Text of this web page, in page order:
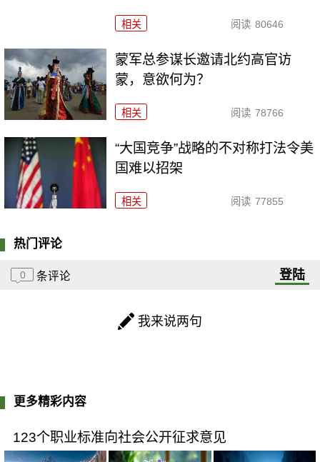
相关 阅读 80646
​蒙军总参谋长邀请北约高官访
蒙，意欲何为？
相关 阅读 78766
“大国竞争”战略的不对称打法令美
国难以招架
相关 阅读 77855
热门评论
0 条评论 登陆
我来说两句
更多精彩内容
123个职业标准向社会公开征求意见